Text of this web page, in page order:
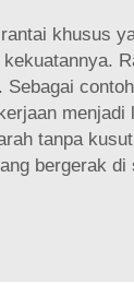
khusus
tanpa
bergerak di